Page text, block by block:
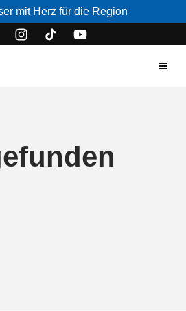
mit Herz für die Region